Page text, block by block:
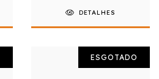
DETALHES
ESGOTADO